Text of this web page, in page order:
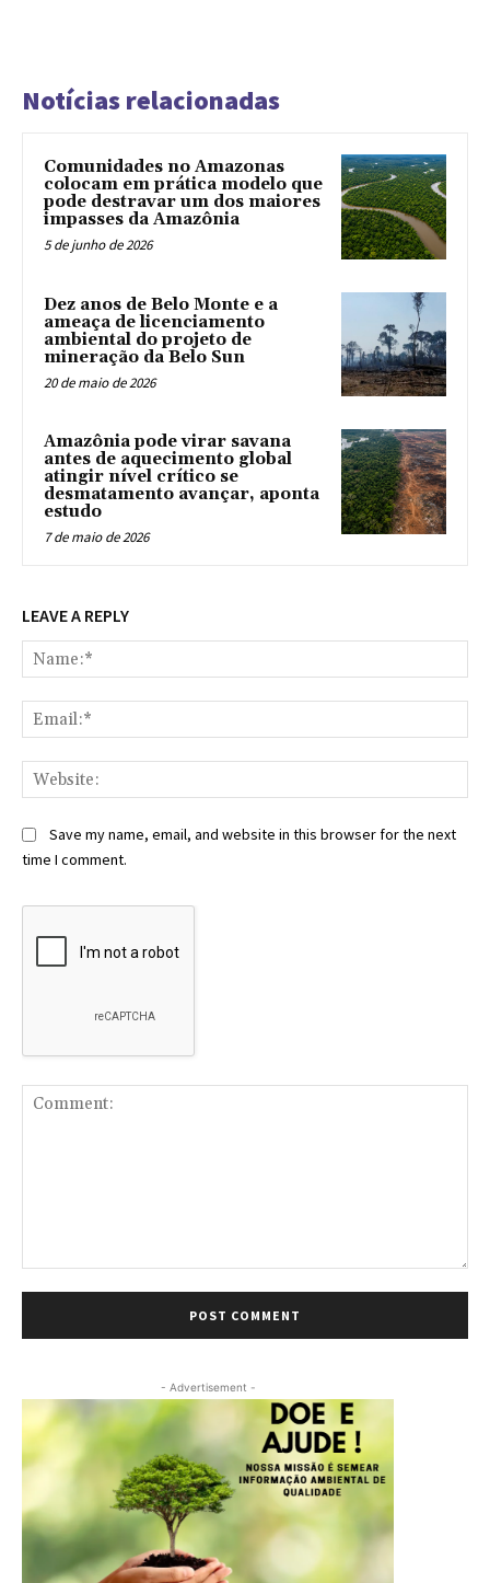
Notícias relacionadas
Comunidades no Amazonas
colocam em prática modelo que
pode destravar um dos maiores
impasses da Amazônia
5 de junho de 2026
Dez anos de Belo Monte e a
ameaça de licenciamento
ambiental do projeto de
mineração da Belo Sun
20 de maio de 2026
Amazônia pode virar savana
antes de aquecimento global
atingir nível crítico se
desmatamento avançar, aponta
estudo
7 de maio de 2026
LEAVE A REPLY
Save my name, email, and website in this browser for the next
time I comment.
- Advertisement -